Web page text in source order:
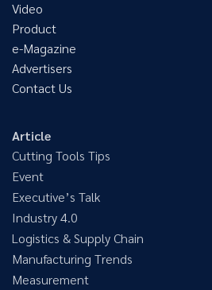
Video
Product
e-Magazine
Advertisers
Contact Us
Article
Cutting Tools Tips
Event
Executive’s Talk
Industry 4.0
Logistics & Supply Chain
Manufacturing Trends
Measurement